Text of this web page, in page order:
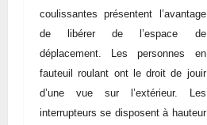
coulissantes présentent l’avantage
de libérer de l’espace de
déplacement. Les personnes en
fauteuil roulant ont le droit de jouir
d’une vue sur l’extérieur. Les
interrupteurs se disposent à hauteur